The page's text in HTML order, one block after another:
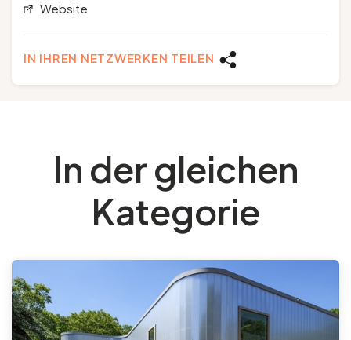
Website
IN IHREN NETZWERKEN TEILEN
In der gleichen
Kategorie